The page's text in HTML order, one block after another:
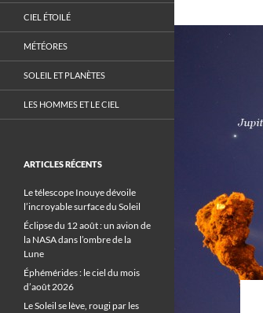
CIEL ÉTOILÉ
MÉTÉORES
SOLEIL ET PLANÈTES
LES HOMMES ET LE CIEL
ARTICLES RÉCENTS
Le télescope Inouye dévoile
l’incroyable surface du Soleil
Éclipse du 12 août : un avion de
la NASA dans l’ombre de la
Lune
Éphémérides : le ciel du mois
d’août 2026
Le Soleil se lève, rougi par les